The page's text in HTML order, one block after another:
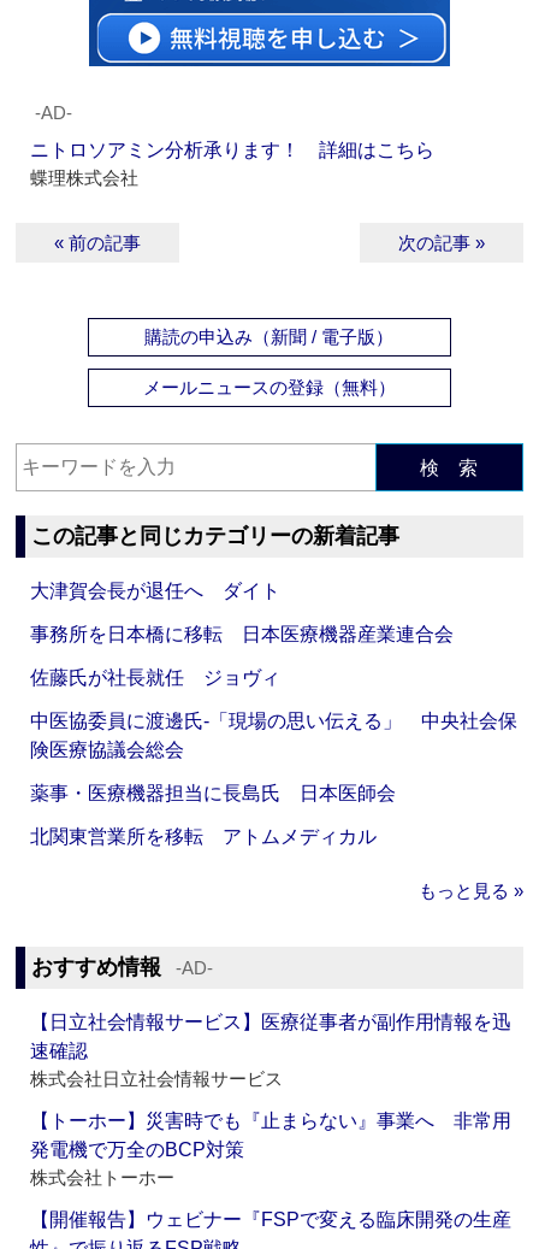
‐AD‐
ニトロソアミン分析承ります！ 詳細はこちら
蝶理株式会社
« 前の記事 次の記事 »
購読の申込み（新聞 / 電子版）
メールニュースの登録（無料）
検 索
この記事と同じカテゴリーの新着記事
大津賀会長が退任へ ダイト
事務所を日本橋に移転 日本医療機器産業連合会
佐藤氏が社長就任 ジョヴィ
中医協委員に渡邊氏‐「現場の思い伝える」 中央社会保
険医療協議会総会
薬事・医療機器担当に長島氏 日本医師会
北関東営業所を移転 アトムメディカル
もっと見る »
おすすめ情報 ‐AD‐
【日立社会情報サービス】医療従事者が副作用情報を迅
速確認
株式会社日立社会情報サービス
【トーホー】災害時でも『止まらない』事業へ 非常用
発電機で万全のBCP対策
株式会社トーホー
【開催報告】ウェビナー『FSPで変える臨床開発の生産